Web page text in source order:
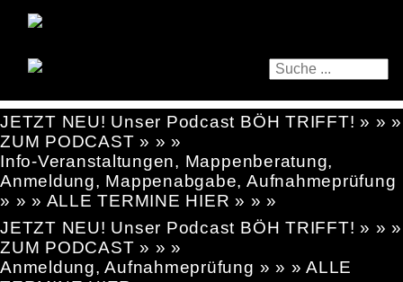
JETZT NEU! Unser Podcast BÖH TRIFFT! » » »
ZUM PODCAST » » »
Info-Veranstaltungen, Mappenberatung,
Anmeldung, Mappenabgabe, Aufnahmeprüfung
» » » ALLE TERMINE HIER » » »
JETZT NEU! Unser Podcast BÖH TRIFFT! » » »
ZUM PODCAST » » »
Anmeldung, Aufnahmeprüfung » » » ALLE